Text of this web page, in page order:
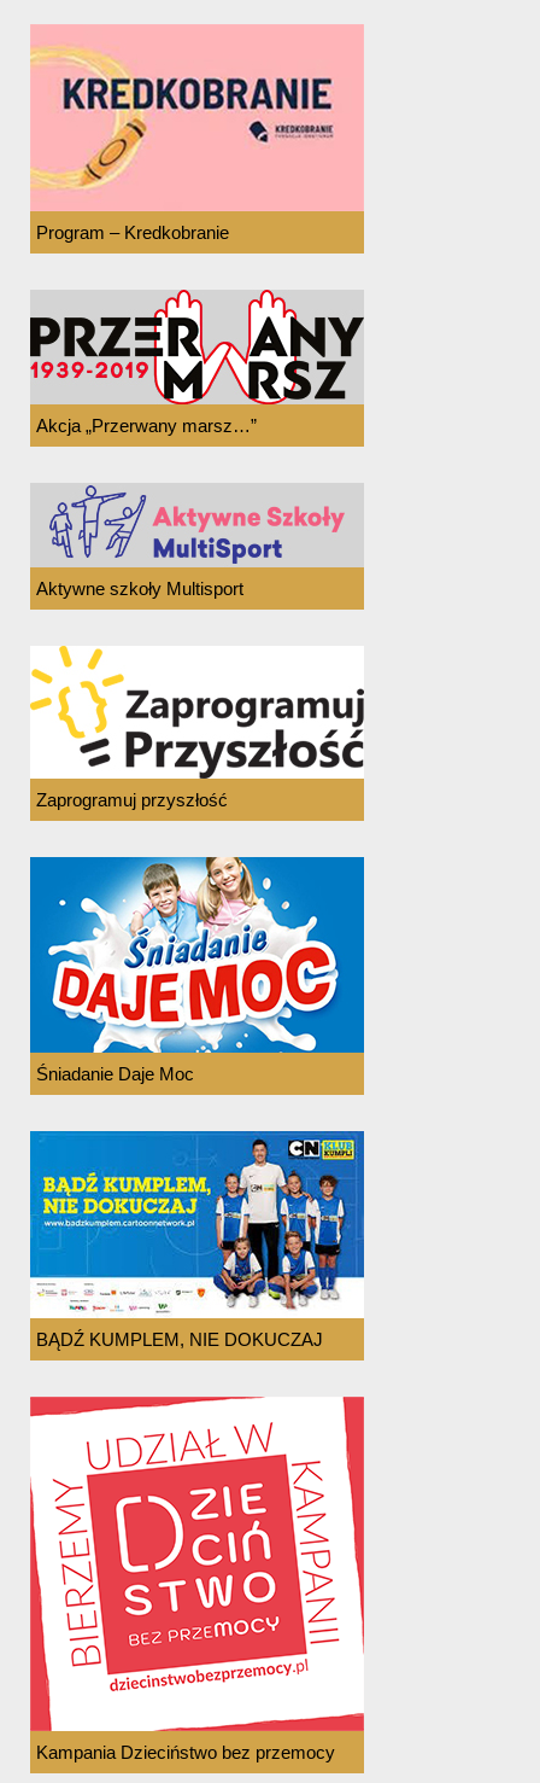
Program – Kredkobranie
Akcja „Przerwany marsz…”
Aktywne szkoły Multisport
Zaprogramuj przyszłość
Śniadanie Daje Moc
BĄDŹ KUMPLEM, NIE DOKUCZAJ
Kampania Dzieciństwo bez przemocy